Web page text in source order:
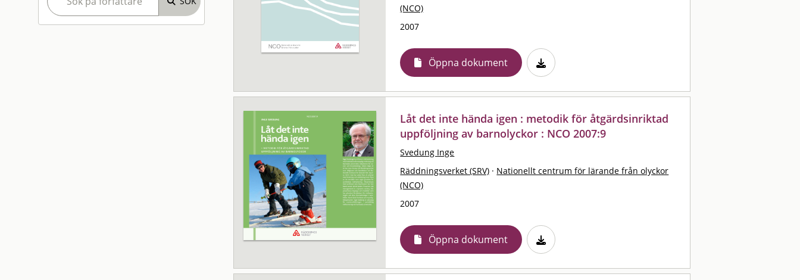
(NCO)
2007
Öppna dokument
Låt det inte hända igen : metodik för åtgärdsinriktad
uppföljning av barnolyckor : NCO 2007:9
Svedung Inge
Räddningsverket (SRV) · Nationellt centrum för lärande från olyckor
(NCO)
2007
Öppna dokument